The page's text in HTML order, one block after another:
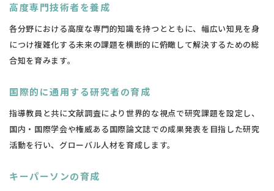
高度専門技術者を養成
各分野における高度な専門的知識を持つとともに、幅広い知見を身
につけ複雑化する未来の課題を横断的に俯瞰して解決するための総
合知を育みます。
国際的に通用する研究者の育成
指導教員と共に文献調査により世界的な視点で研究課題を設定し、
国内・国際学会や権威ある国際論文誌での成果発表を目指した研究
活動を行い、グローバル人材を育成します。
キーパーソンの育成